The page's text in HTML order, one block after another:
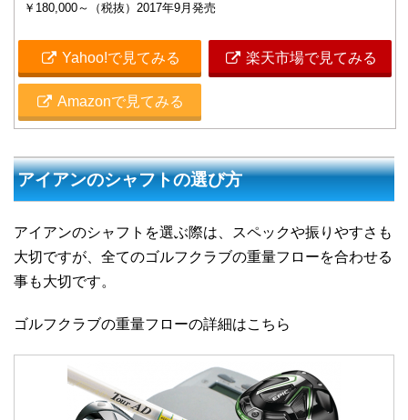
￥180,000～（税抜）2017年9月発売
Yahoo!で見てみる 楽天市場で見てみる
Amazonで見てみる
アイアンのシャフトの選び方
アイアンのシャフトを選ぶ際は、スペックや振りやすさも
大切ですが、全てのゴルフクラブの重量フローを合わせる
事も大切です。
ゴルフクラブの重量フローの詳細はこちら